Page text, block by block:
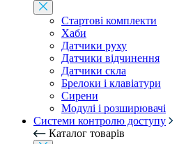
Стартові комплекти
Хаби
Датчики руху
Датчики відчинення
Датчики скла
Брелоки і клавіатури
Сирени
Модулі і розширювачі
Системи контролю доступу
Каталог товарів